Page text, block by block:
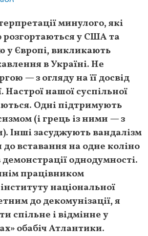
минулого, які
розгортаються у США та
Європі, викликають
в Україні. Не
— з огляду на її досвід
Настрої нашої суспільної
Одні підтримують
(і грець із ними — з
Інші засуджують вандалізм
вставання на одне коліно
однодумності.
працівником
національної
до декомунізації, я
спільне і відмінне у
обабіч Атлантики.